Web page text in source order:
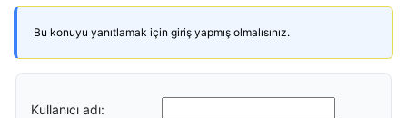
Bu konuyu yanıtlamak için giriş yapmış olmalısınız.
Kullanıcı adı: